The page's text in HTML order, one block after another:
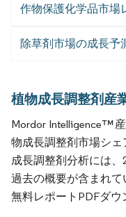
作物保護化学品市場
除草剤市場の成長予
植物成長調整剤産
Mordor Intelligence™
物成長調整剤市場シ
成長調整剤分析には、
過去の概要が含まれ
無料レポートPDFダウ